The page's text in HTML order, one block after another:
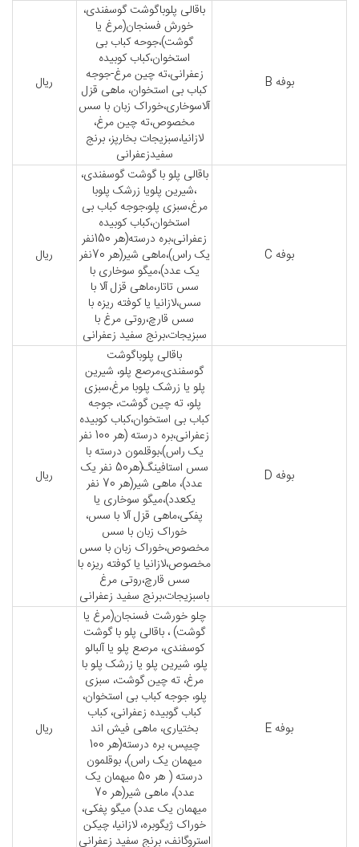
بوفه B
باقالی پلوباگوشت گوسفندی،
خورش فسنجان(مرغ یا
گوشت)،جوحه کباب بی
استخوان،کباب کوبیده
زعفرانی،ته چین مرغ-جوجه
کباب بی استخوان، ماهی قزل
آلاسوخاری،خوراک زبان با سس
مخصوص،ته چین مرغ،
لازانیا،سبزیجات بخارپز، برنج
سفیدزعفرانی
ریال
بوفه C
باقالی پلو با گوشت گوسفندی،
،شیرین پلویا زرشک پلوبا
مرغ،سبزی پلو،جوجه کباب بی
استخوان،کباب کوبیده
زعفرانی،بره درسته(هر 150نفر
یک راس)،ماهی شیر(هر 70نفر
یک عدد)،میگو سوخاری با
سس تاتار،ماهی قزل آلا با
سس،لازانیا یا کوفته ریزه با
سس قارچ،روتی مرغ با
سبزیجات،برنج سفید زعفرانی
ریال
بوفه D
باقالی پلوباگوشت
گوسفندی،مرصع پلو، شیرین
پلو یا زرشک پلوبا مرغ،سبزی
پلو، ته چین گوشت، جوجه
کباب بی استخوان،کباب کوبیده
زعفرانی،بره درسته (هر 100 نفر
یک راس)،بوقلمون درسته با
سس استافینگ(هر50 نفر یک
عدد)، ماهی شیر(هر 70 نفر
یکعدد)،میگو سوخاری یا
پفکی،ماهی قزل آلا با سس،
خوراک زبان با سس
مخصوص،خوراک زبان با سس
مخصوص،لازانیا یا کوفته ریزه با
سس قارچ،روتی مرغ
باسبزیجات،برنج سفید زعفرانی
ریال
بوفه E
چلو خورشت فسنجان(مرغ یا
گوشت) ، باقالی پلو با گوشت
کوسفندی، مرصع پلو یا آلبالو
پلو، شیرین پلو یا زرشک پلو با
مرغ، ته چین گوشت، سبزی
پلو، جوجه کباب بی استخوان،
کباب گوبیده زعفرانی، کباب
بختیاری، ماهی فیش اند
چیپس، بره درسته(هر 100
میهمان یک راس)، بوقلمون
درسته ( هر 50 میهمان یک
عدد)، ماهی شیر(هر 70
میهمان یک عدد) میگو پفکی،
خوراک ژیگوبره، لازانیا، چیکن
استروگانف، برنج سفید زعفرانی
ریال